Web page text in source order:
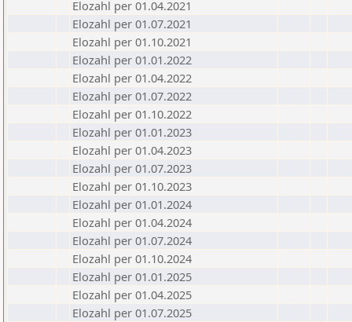
Elozahl per 01.04.2021
Elozahl per 01.07.2021
Elozahl per 01.10.2021
Elozahl per 01.01.2022
Elozahl per 01.04.2022
Elozahl per 01.07.2022
Elozahl per 01.10.2022
Elozahl per 01.01.2023
Elozahl per 01.04.2023
Elozahl per 01.07.2023
Elozahl per 01.10.2023
Elozahl per 01.01.2024
Elozahl per 01.04.2024
Elozahl per 01.07.2024
Elozahl per 01.10.2024
Elozahl per 01.01.2025
Elozahl per 01.04.2025
Elozahl per 01.07.2025